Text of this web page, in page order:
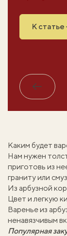
К статье
Обратно
Каким будет
Нам нужен
приготовь из
гранитуили
Из арбузной
Цвет и легкую
Варенье из
ненавязчивым
Популярная